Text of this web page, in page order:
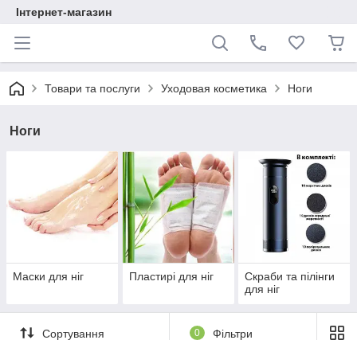
Інтернет-магазин
Товари та послуги Уходовая косметика Ноги
Ноги
Маски для ніг Пластирі для ніг
Скраби та пілінги
для ніг
Сортування 0 Фільтри